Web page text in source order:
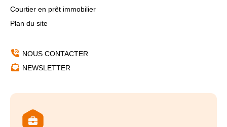
Courtier en prêt immobilier
Plan du site
NOUS CONTACTER
NEWSLETTER